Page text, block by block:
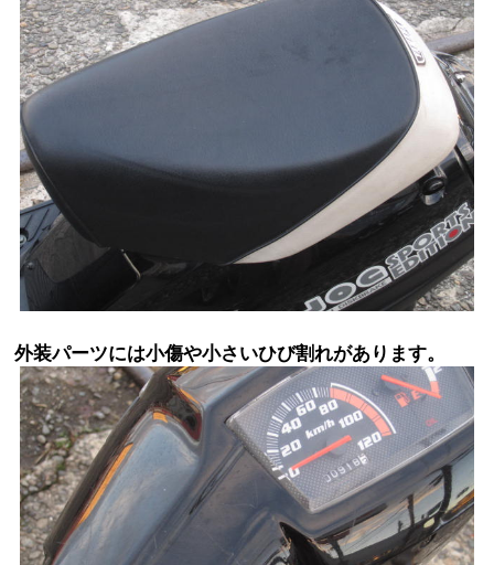
外装パーツには小傷や小さいひび割れがあります。